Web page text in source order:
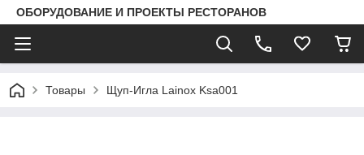
ОБОРУДОВАНИЕ И ПРОЕКТЫ РЕСТОРАНОВ
Товары Щуп-Игла Lainox Ksa001